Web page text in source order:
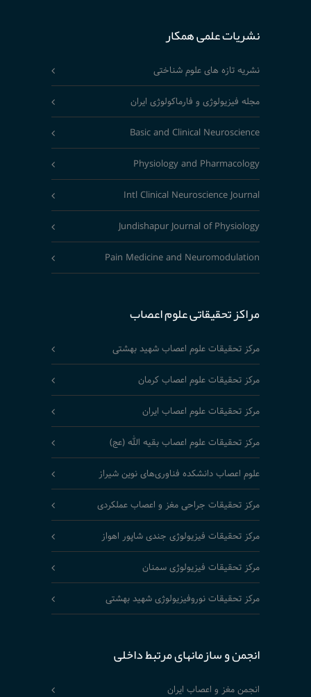
نشریات علمی همکار
نشریه تازه های علوم شناختی
مجله فیزیولوژی و فارماکولوژی ایران
Basic and Clinical Neuroscience
Physiology and Pharmacology
Intl Clinical Neuroscience Journal
Jundishapur Journal of Physiology
Pain Medicine and Neuromodulation
مراکز تحقیقاتی علوم اعصاب
مرکز تحقیقات علوم اعصاب شهید بهشتی
مرکز تحقیقات علوم اعصاب کرمان
مرکز تحقیقات علوم اعصاب ایران
مرکز تحقیقات علوم اعصاب بقیه الله (عج)
علوم اعصاب دانشکده فناوری‌های نوین شیراز
مرکز تحقیقات جراحی مغز و اعصاب عملکردی
مرکز تحقیقات فیزیولوژی جندی شاپور اهواز
مرکز تحقیقات فیزیولوژی سمنان
مرکز تحقیقات نوروفیزیولوژی شهید بهشتی
انجمن و سازمانهای مرتبط داخلی
انجمن مغز و اعصاب ایران